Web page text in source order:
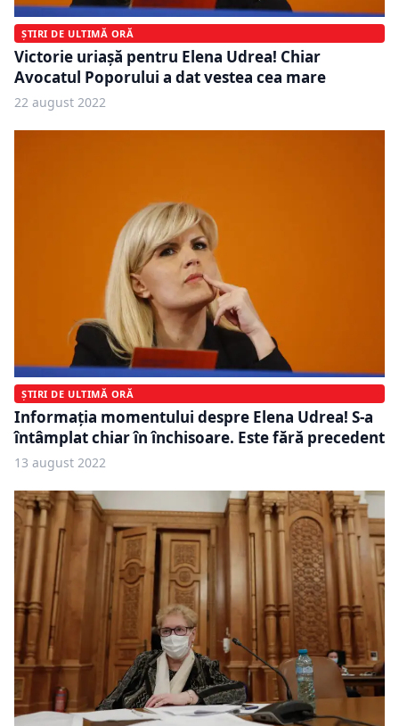
ȘTIRI DE ULTIMĂ ORĂ
Victorie uriașă pentru Elena Udrea! Chiar
Avocatul Poporului a dat vestea cea mare
22 august 2022
ȘTIRI DE ULTIMĂ ORĂ
Informația momentului despre Elena Udrea! S-a
întâmplat chiar în închisoare. Este fără precedent
13 august 2022